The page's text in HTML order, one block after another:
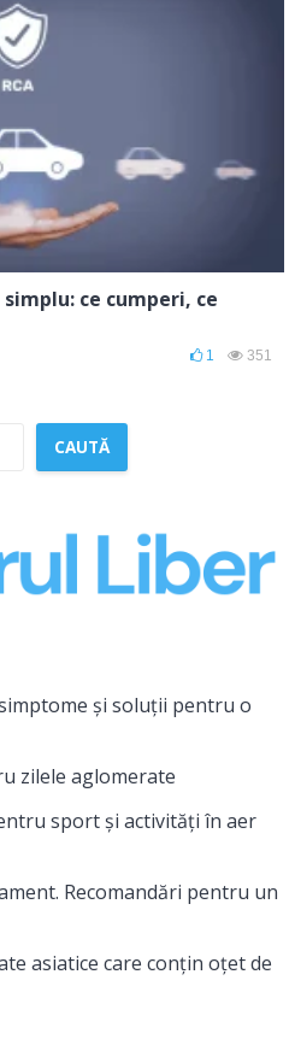
ce cumperi, ce
1 351
CAUTĂ
și soluții pentru o
zilele aglomerate
sport și activități în aer
Recomandări pentru un
asiatice care conțin oțet de